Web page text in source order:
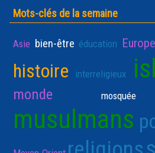
Mots-clés de la semaine
Asie bien-être éducation Europe
histoire interreligieux
monde mosquée
musulmans